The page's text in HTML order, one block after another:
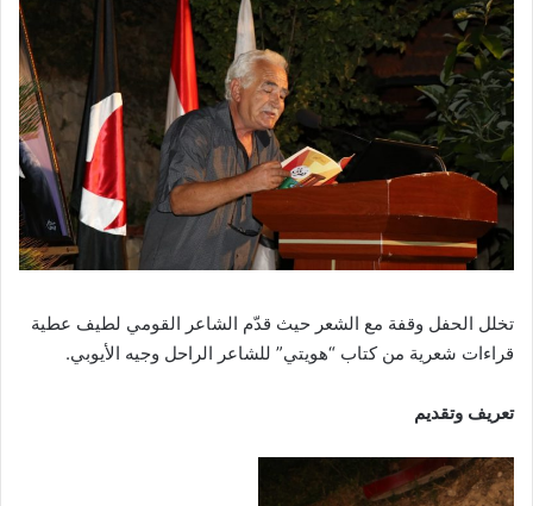
تخلل الحفل وقفة مع الشعر حيث قدّم الشاعر القومي لطيف عطية
قراءات شعرية من كتاب “هويتي” للشاعر الراحل وجيه الأيوبي.
تعريف وتقديم